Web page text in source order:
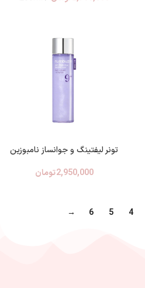
تونر لیفتینگ و جوانساز نامبوزین
2,950,000تومان
4
5
6
→